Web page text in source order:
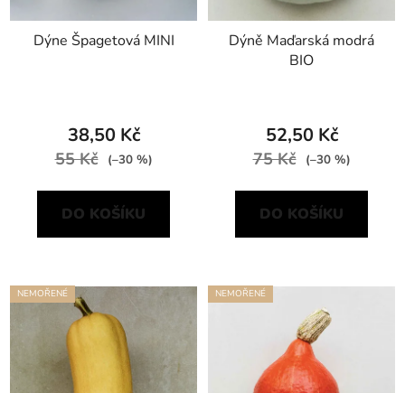
Dýne Špagetová MINI
38,50 Kč
55 Kč (–30 %)
DO KOŠÍKU
Dýně Maďarská modrá
BIO
52,50 Kč
75 Kč (–30 %)
DO KOŠÍKU
NEMOŘENÉ NEMOŘENÉ